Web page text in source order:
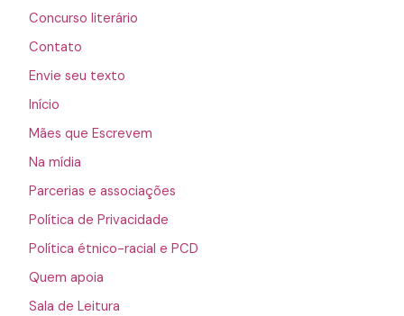
Concurso literário
Contato
Envie seu texto
Início
Mães que Escrevem
Na mídia
Parcerias e associações
Política de Privacidade
Política étnico-racial e PCD
Quem apoia
Sala de Leitura